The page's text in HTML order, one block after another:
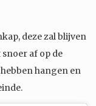
deze zal blijven
af op de
hangen en